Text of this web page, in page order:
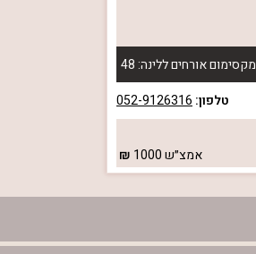
מקסימום אורחים ללינה: 48
טלפון: 052-9126316
אמצ״ש1000